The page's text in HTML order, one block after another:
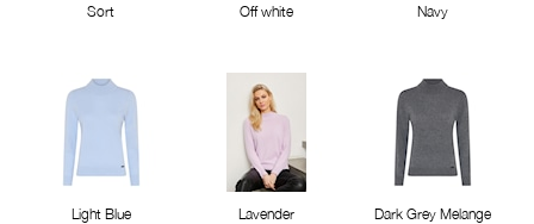
Sort Off white Navy
Light Blue Lavender Dark Grey Melange